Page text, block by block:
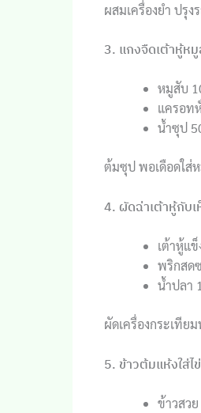
ผสมเครื่องยำ ปรุ
3. แกงจืดเต้าหู้ห
หมูสับ
แครอท
น้ำซุป
ต้มซุป พอเดือดใส่
4. ผัดฉ่าเต้าหู้กับเ
เต้าหู้แ
พริกสด
น้ำปลา
ผัดเครื่องกระเทีย
5. ข้าวต้มแห้งใส่ไ
ข้าวสว